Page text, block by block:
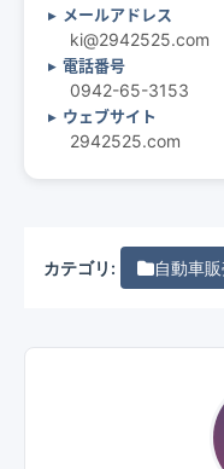
メールアドレス
ki@2942525.com
電話番号
0942-65-3153
ウェブサイト
2942525.com
カテゴリ: 自動車